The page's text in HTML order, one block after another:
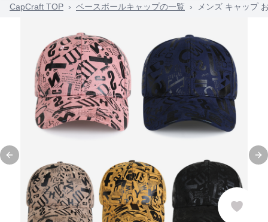
CapCraft TOP › ベースボールキャップの一覧 › メンズ キャップ
Previous slide